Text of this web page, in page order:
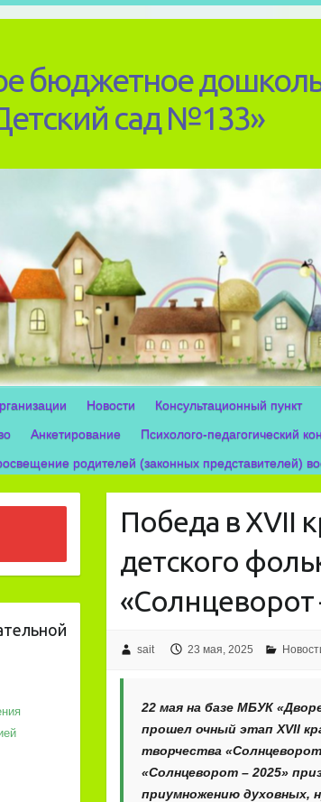
бюджетное
сад №133»
Новости Консультационный пункт
Анкетирование Психолого-педагогический
родителей (законных представителей)
Победа в XVII
детского
«Солнцеворот
sait 23 мая, 2025
22 мая на базе МБУК
прошел очный этап XVII
творчества «Солнцеворот
«Солнцеворот – 2025»
приумножению духовных,